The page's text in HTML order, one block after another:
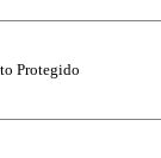
Protegido